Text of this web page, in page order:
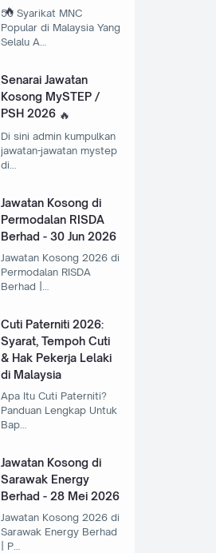
50 Syarikat MNC
Popular di Malaysia Yang
Selalu A…
Senarai Jawatan
Kosong MySTEP /
PSH 2026
Di sini admin kumpulkan
jawatan-jawatan mystep
di…
Jawatan Kosong di
Permodalan RISDA
Berhad - 30 Jun 2026
Jawatan Kosong 2026 di
Permodalan RISDA
Cuti Paterniti 2026:
Syarat, Tempoh Cuti
& Hak Pekerja Lelaki
di Malaysia
Apa Itu Cuti Paterniti?
Panduan Lengkap Untuk
Bap…
Jawatan Kosong di
Sarawak Energy
Berhad - 28 Mei 2026
Jawatan Kosong 2026 di
Sarawak Energy Berhad
| P…